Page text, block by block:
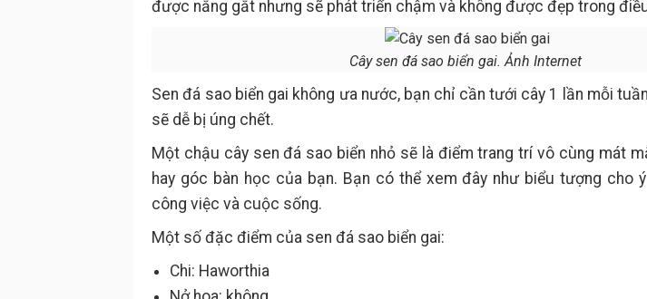
được nắng gắt nhưng sẽ phát triển chậm và không được đẹp trong
Cây sen đá sao biển gai. Ảnh Internet
Sen đá sao biển gai không ưa nước, bạn chỉ cần tưới cây 1 lần mỗi
sẽ dễ bị úng chết.
Một chậu cây sen đá sao biển nhỏ sẽ là điểm trang trí vô cùng mát
hay góc bàn học của bạn. Bạn có thể xem đây như biểu tượng cho
công việc và cuộc sống.
Một số đặc điểm của sen đá sao biển gai:
Chi: Haworthia